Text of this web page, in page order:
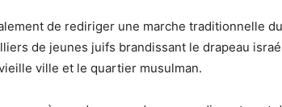
de rediriger une marche traditionnelle
de jeunes juifs brandissant le drapeau
ville et le quartier musulman.